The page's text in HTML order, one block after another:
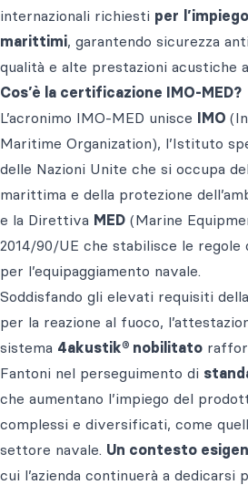
internazionali richiesti per
marittimi, garantendo sicurezza
qualità e alte prestazioni acustiche
Cos’è la certificazione IMO-MED?
L’acronimo IMO-MED unisce IMO
Maritime Organization), l’Istituto
delle Nazioni Unite che si occupa
marittima e della protezione
e la Direttiva MED (Marine
2014/90/UE che stabilisce le
per l’equipaggiamento navale.
Soddisfando gli elevati requisiti
per la reazione al fuoco,
sistema 4akustik® nobilitato
Fantoni nel perseguimento di
che aumentano l’impiego del
complessi e diversificati, come
settore navale. Un contesto
cui l’azienda continuerà a dedicarsi